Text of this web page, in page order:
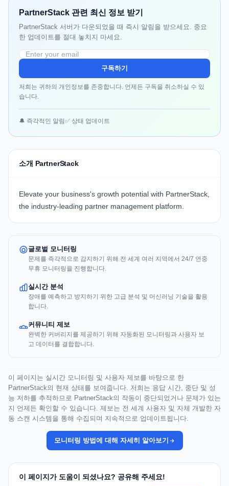
PartnerStack 관련 최신 정보 받기
PartnerStack 서버가 다운되었을 때 즉시 알림을 받으세요. 중요
한 업데이트를 절대 놓치지 마세요.
구독하기
저희는 귀하의 개인정보를 존중합니다. 언제든 구독을 취소하실 수 있
습니다.
🔔 즉각적인 알림✅ 상태 업데이트
소개 PartnerStack
Elevate your business's growth potential with PartnerStack,
the industry-leading partner management platform.
글로벌 모니터링
문제를 즉각적으로 감지하기 위해 전 세계 여러 지역에서 24/7 연중
무휴 모니터링을 진행합니다.
실시간 분석
장애를 예측하고 방지하기 위한 고급 분석 및 머신러닝 기술을 활용
합니다.
커뮤니티 제보
완벽한 커버리지를 제공하기 위해 자동화된 모니터링과 사용자 보
고 데이터를 결합합니다.
이 페이지는 실시간 모니터링 및 사용자 제보를 바탕으로 한
PartnerStack의 현재 상태를 보여줍니다. 저희는 응답 시간, 중단 및 성
능 저하를 추적하므로 PartnerStack의 작동이 중단되었거나 문제가 있는
지 언제든 확인할 수 있습니다. 제보는 전 세계 사용자 및 자체 개발한 자
동 스캔 시스템을 통해 수집되며 지속적으로 업데이트됩니다.
모니터링 방법에 대해 자세히 알아보기
이 페이지가 도움이 되셨나요? 공유해 주세요!